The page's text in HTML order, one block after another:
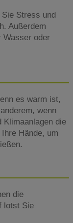
Stress und
Außerdem
Wasser oder
es warm ist,
wenn
Klimaanlagen die
Hände, um
die
lotst Sie